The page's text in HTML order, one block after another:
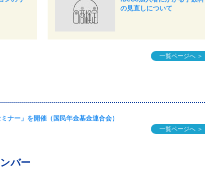
の見直しについて
一覧ページへ ＞
ナー」を開催（国民年金基金連合会）
一覧ページへ ＞
バー